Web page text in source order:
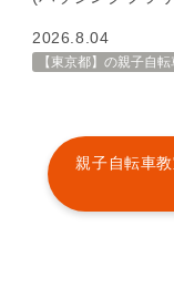
2026.8.04
親子自転車